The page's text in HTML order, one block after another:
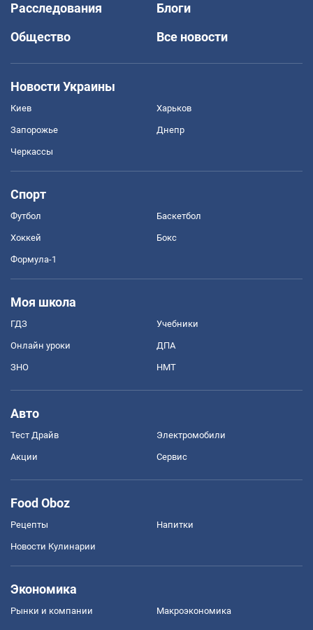
Расследования
Блоги
Общество
Все новости
Новости Украины
Киев Харьков
Запорожье Днепр
Черкассы
Спорт
Футбол Баскетбол
Хоккей Бокс
Формула-1
Моя школа
ГДЗ Учебники
Онлайн уроки ДПА
ЗНО НМТ
Авто
Тест Драйв Электромобили
Акции Сервис
Food Oboz
Рецепты Напитки
Новости Кулинарии
Экономика
Рынки и компании Mакроэкономика